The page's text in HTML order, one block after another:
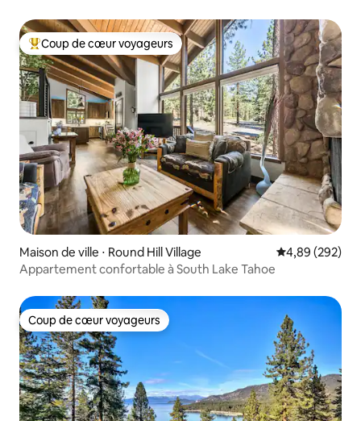
Coups de cœur voyageurs les plus appréciés
Coup de cœur voyageurs
Maison de ville ⋅ Round Hill Village Évaluation
4,89 (292)
Appartement confortable à South Lake Tahoe
Coup de cœur voyageurs
Coup de cœur voyageurs